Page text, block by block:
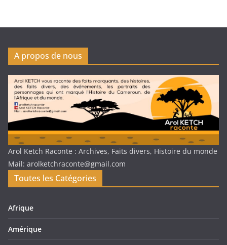
A propos de nous
Arol Ketch Raconte : Archives, Faits divers, Histoire du monde
Mail: arolketchraconte@gmail.com
Toutes les Catégories
Afrique
Amérique